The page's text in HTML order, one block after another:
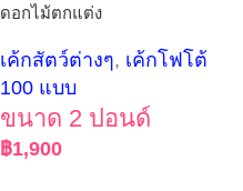
ดอกไม้ตกแต่ง
เค้กสัตว์ต่างๆ, เค้กโฟโต้
100 แบบ
ขนาด 2 ปอนด์
฿1,900